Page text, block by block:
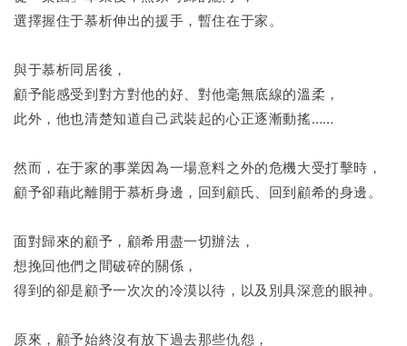
選擇握住于慕析伸出的援手，暫住在于家。
與于慕析同居後，
顧予能感受到對方對他的好、對他毫無底線的溫柔，
此外，他也清楚知道自己武裝起的心正逐漸動搖……
然而，在于家的事業因為一場意料之外的危機大受打擊時，
顧予卻藉此離開于慕析身邊，回到顧氏、回到顧希的身邊。
面對歸來的顧予，顧希用盡一切辦法，
想挽回他們之間破碎的關係，
得到的卻是顧予一次次的冷漠以待，以及別具深意的眼神。
原來，顧予始終沒有放下過去那些仇怨，